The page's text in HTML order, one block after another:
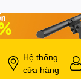
Hệ thống
cửa hàng